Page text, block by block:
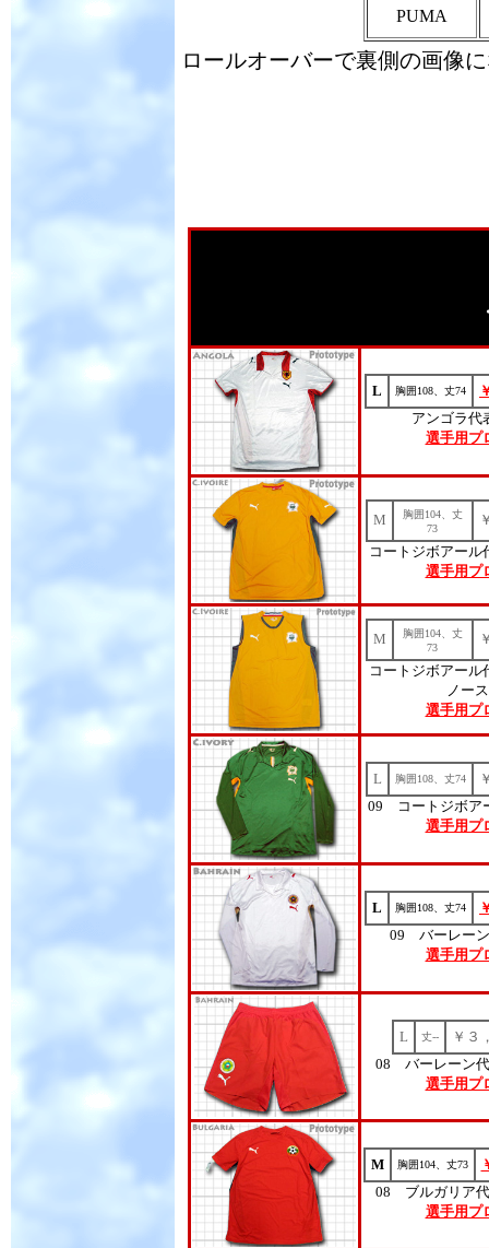
PUMA
ロールオーバーで裏側の画像
L 胸囲108、丈74
アンゴラ
選手用プ
M
胸囲104、丈
73
コートジボアー
選手用プ
M
胸囲104、丈
73
コートジボアー
ノー
選手用プ
L 胸囲108、丈74
09 コートジボア
選手用プ
L 胸囲108、丈74
09 バーレー
選手用プ
L 丈--
￥３
08 バーレーン
選手用プ
M 胸囲104、丈73
08 ブルガリア
選手用プ